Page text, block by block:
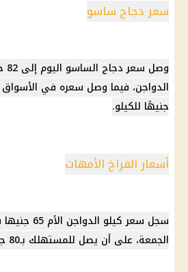
سعر دجاج ساسو
وصل سعر دجاج الساسو اليوم إلى 82 جنيهًا في
الدواجن، فيما وصل سعره في الأسواق
جنيهًا للكيلو.
أسعار الفراخ الأمهات
سجل سعر كيلو الدواجن
الأم 65
الجمعة، على أن يصل للمستهلك بـ80 جنيها.